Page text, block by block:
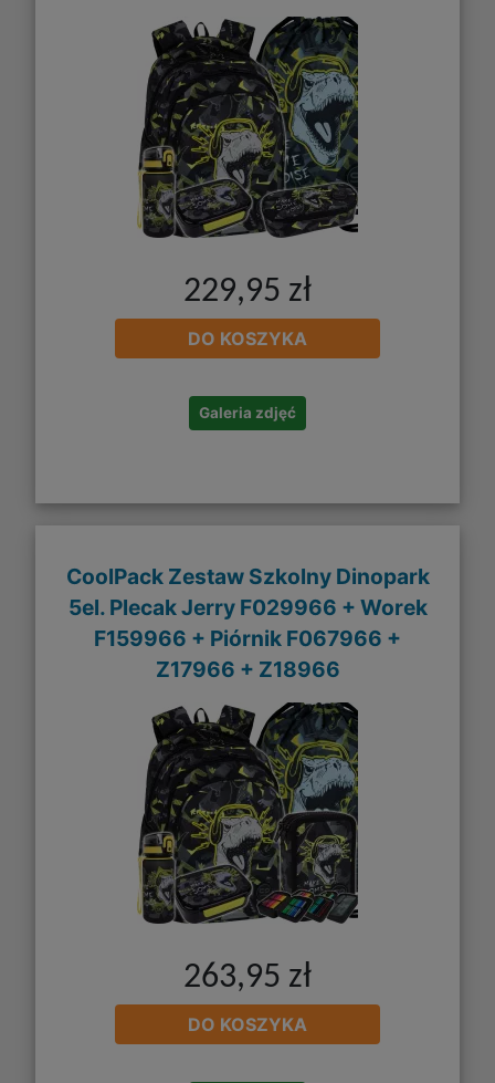
229,95 zł
DO KOSZYKA
Galeria zdjęć
CoolPack Zestaw Szkolny Dinopark
5el. Plecak Jerry F029966 + Worek
F159966 + Piórnik F067966 +
Z17966 + Z18966
263,95 zł
DO KOSZYKA